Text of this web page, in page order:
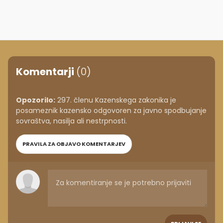
Komentarji (0)
Opozorilo: 297. členu Kazenskega zakonika je
posameznik kazensko odgovoren za javno spodbujanje
sovraštva, nasilja ali nestrpnosti.
PRAVILA ZA OBJAVO KOMENTARJEV